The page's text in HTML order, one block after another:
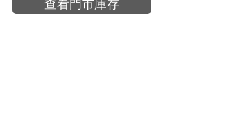
查看門市庫存